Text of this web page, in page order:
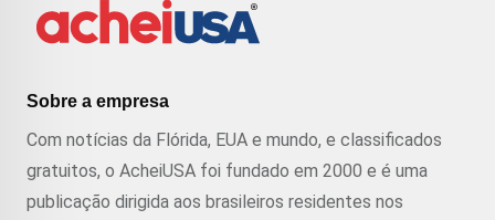
Sobre a empresa
Com notícias da Flórida, EUA e mundo, e classificados
gratuitos, o AcheiUSA foi fundado em 2000 e é uma
publicação dirigida aos brasileiros residentes nos